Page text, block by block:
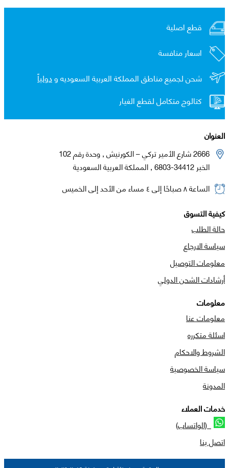
قطع اصلية
اسعار منافسة
شحن لجميع مناطق المملكة العربية السعوديه ودولياً
كتالوج متكامل لقطع الغيار
العنوان
2666 شارع الأمير تركي – الكورنيش , وحدة رقم 102
الخبر 34412-6803 , المملكة العربية السعودية
الساعة ٨ صباحًا إلى ٤ مساء من الأحد إلى الخميس
كيفية التسوق
حالة الطلب
سياسة الارجاع
معلومات التوصيل
أرشادات الشحن الدولي
معلومات
معلومات عنا
اسئلة متكرره
الشروط والاحكام
سياسة الخصوصية
المدونة
خدمات العملاء
(الواتساب)
اتصل بنا